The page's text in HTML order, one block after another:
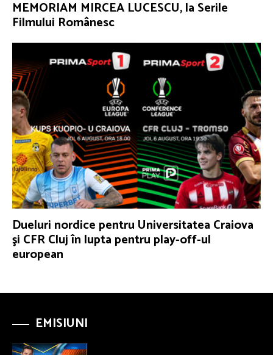
MEMORIAM MIRCEA LUCESCU, la Serile
Filmului Românesc
Dueluri nordice pentru Universitatea Craiova
şi CFR Cluj în lupta pentru play-off-ul
european
EMISIUNI